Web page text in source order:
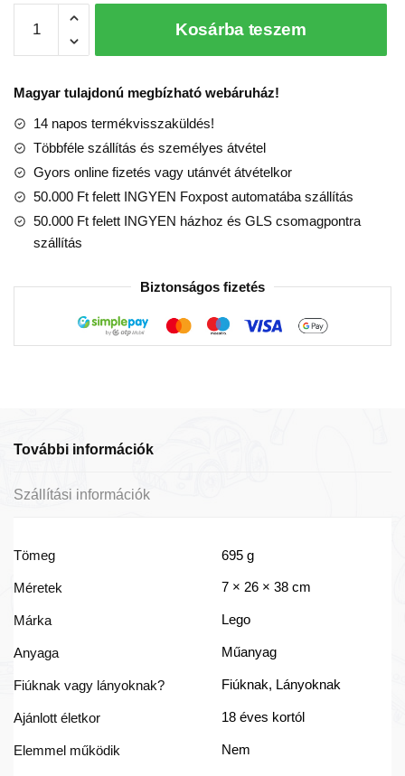
Rózsacsokor
(LEGO
Icons,
mennyiség
Kosárba teszem
Magyar tulajdonú megbízható webáruház!
14 napos termékvisszaküldés!
Többféle szállítás és személyes átvétel
Gyors online fizetés vagy utánvét átvételkor
50.000 Ft felett INGYEN Foxpost automatába szállítás
50.000 Ft felett INGYEN házhoz és GLS csomagpontra
szállítás
Biztonságos fizetés
További információk
Szállítási információk
Tömeg 695 g
Méretek 7 × 26 × 38 cm
Márka Lego
Anyaga Műanyag
Fiúknak vagy lányoknak? Fiúknak, Lányoknak
Ajánlott életkor 18 éves kortól
Elemmel működik Nem